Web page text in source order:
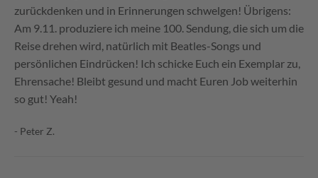
zurückdenken und in Erinnerungen schwelgen! Übrigens:
Am 9.11. produziere ich meine 100. Sendung, die sich um die
Reise drehen wird, natürlich mit Beatles-Songs und
persönlichen Eindrücken! Ich schicke Euch ein Exemplar zu,
Ehrensache! Bleibt gesund und macht Euren Job weiterhin
so gut! Yeah!
- Peter Z.